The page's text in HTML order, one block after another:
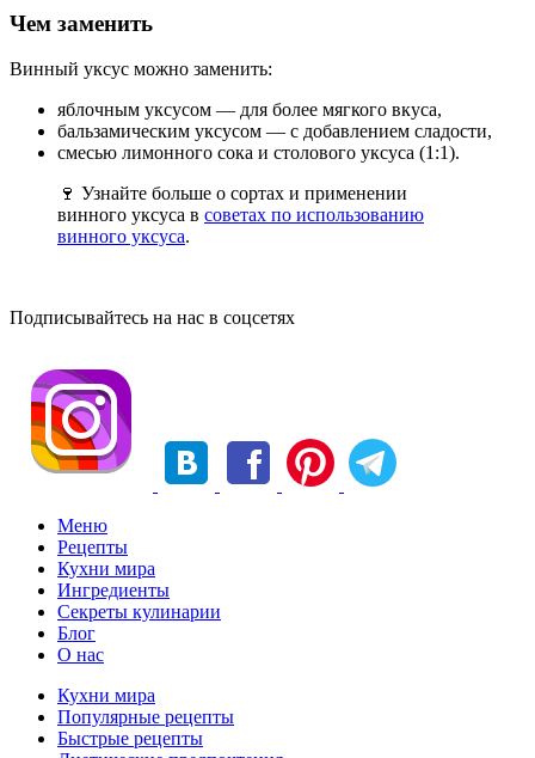
Чем заменить
Винный уксус можно заменить:
яблочным уксусом — для более мягкого вкуса,
бальзамическим уксусом — с добавлением сладости,
смесью лимонного сока и столового уксуса (1:1).
🍷 Узнайте больше о сортах и применении
винного уксуса в советах по использованию
винного уксуса.
Подписывайтесь на нас в соцсетях
Меню
Рецепты
Кухни мира
Ингредиенты
Секреты кулинарии
Блог
О нас
Кухни мира
Популярные рецепты
Быстрые рецепты